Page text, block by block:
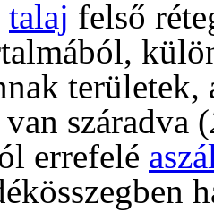
talaj felső
területek,
száradva (
errefelé